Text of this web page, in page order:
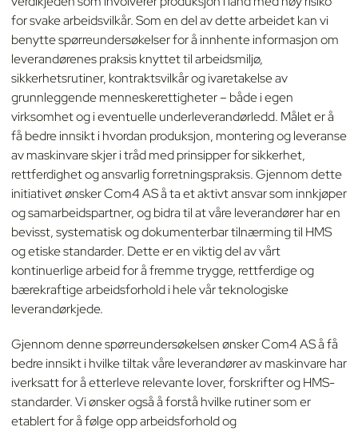
for svake arbeidsvilkår. Som en del av dette arbeidet kan vi
benytte spørreundersøkelser for å innhente informasjon om
leverandørenes praksis knyttet til arbeidsmiljø,
sikkerhetsrutiner, kontraktsvilkår og ivaretakelse av
grunnleggende menneskerettigheter – både i egen
virksomhet og i eventuelle underleverandørledd. Målet er å
få bedre innsikt i hvordan produksjon, montering og leveranse
av maskinvare skjer i tråd med prinsipper for sikkerhet,
rettferdighet og ansvarlig forretningspraksis. Gjennom dette
initiativet ønsker Com4 AS å ta et aktivt ansvar som innkjøper
og samarbeidspartner, og bidra til at våre leverandører har en
bevisst, systematisk og dokumenterbar tilnærming til HMS
og etiske standarder. Dette er en viktig del av vårt
kontinuerlige arbeid for å fremme trygge, rettferdige og
bærekraftige arbeidsforhold i hele vår teknologiske
leverandørkjede.
Gjennom denne spørreundersøkelsen ønsker Com4 AS å få
bedre innsikt i hvilke tiltak våre leverandører av maskinvare har
iverksatt for å etterleve relevante lover, forskrifter og HMS-
standarder. Vi ønsker også å forstå hvilke rutiner som er
etablert for å følge opp arbeidsforhold og